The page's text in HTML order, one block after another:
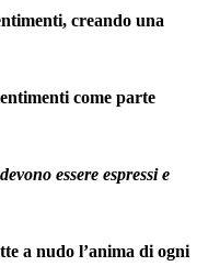
, creando una
come parte
essere espressi e
a nudo l’anima di ogni